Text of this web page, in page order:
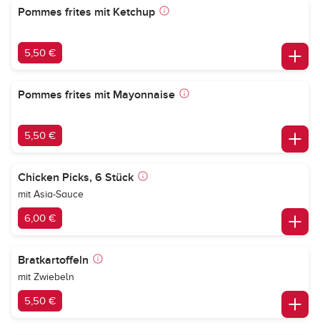
Pommes frites mit Ketchup
5,50 €
Pommes frites mit Mayonnaise
5,50 €
Chicken Picks, 6 Stück
mit Asia-Sauce
6,00 €
Bratkartoffeln
mit Zwiebeln
5,50 €